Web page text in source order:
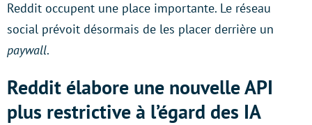
Reddit occupent une place importante. Le réseau
social prévoit désormais de les placer derrière un
paywall.
Reddit élabore une nouvelle API
plus restrictive à l’égard des IA